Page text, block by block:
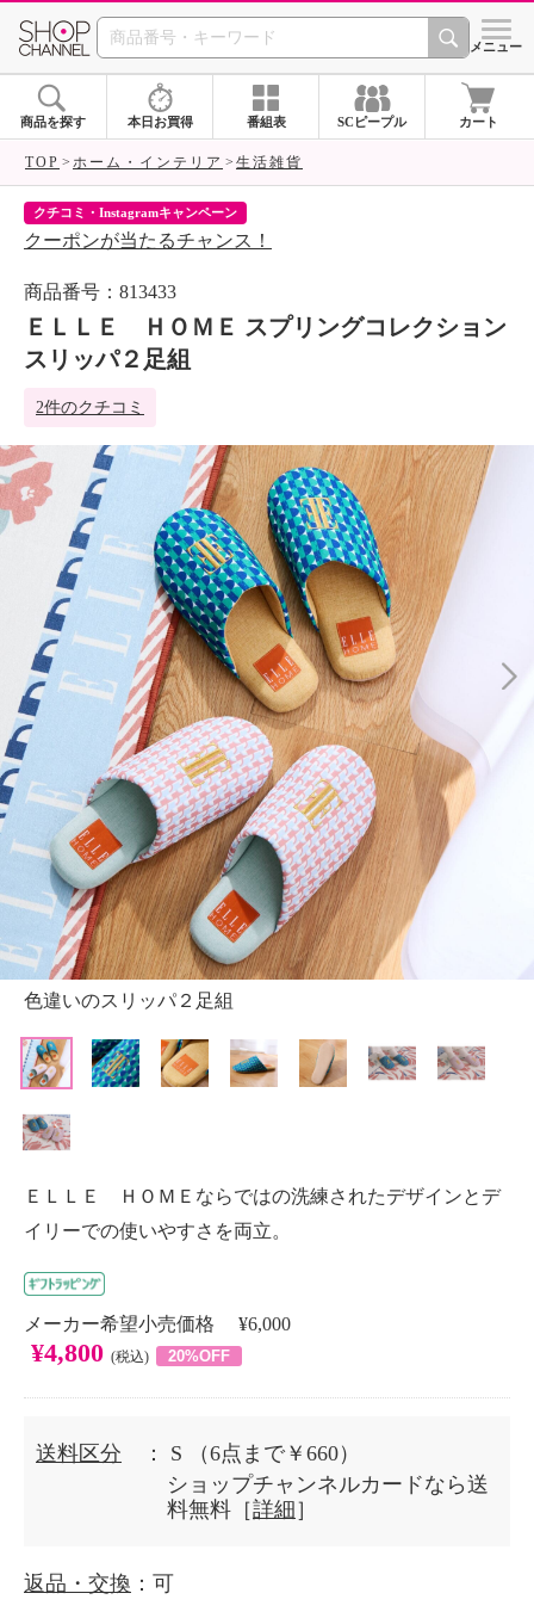
SHOP CHANNEL シメニュー
商品を探す 本日お買得 番組表 SCピープル カート
TOP ホーム・インテリア 生活雑貨
クチコミ・Instagramキャンペーン
クーポンが当たるチャンス！
商品番号：813433
ＥＬＬＥ ＨＯＭＥ スプリングコレクション
スリッパ２足組
2件のクチコミ
色違いのスリッパ２足組
ＥＬＬＥ ＨＯＭＥならではの洗練されたデザインとデ
イリーでの使いやすさを両立。
メーカー希望小売価格 ¥6,000
¥4,800 (税込) 20%OFF
送料区分 ： S
（6点まで￥660）
ショップチャンネルカードなら送
料無料［詳細 ］
返品・交換 ：可